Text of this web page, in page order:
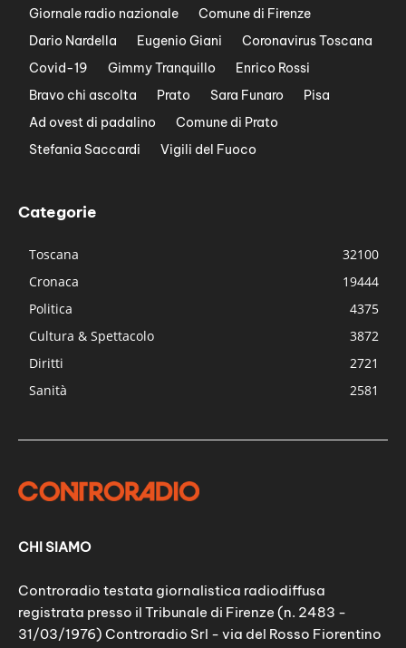
Giornale radio nazionale
Comune di Firenze
Dario Nardella
Eugenio Giani
Coronavirus Toscana
Covid-19
Gimmy Tranquillo
Enrico Rossi
Bravo chi ascolta
Prato Sara Funaro
Pisa
Ad ovest di padalino
Comune di Prato
Stefania Saccardi
Vigili del Fuoco
Categorie
Toscana
32100
Cronaca
19444
Politica
4375
Cultura & Spettacolo
3872
Diritti
2721
Sanità
2581
CHI SIAMO
Controradio testata giornalistica radiodiffusa
registrata presso il Tribunale di Firenze (n. 2483 -
31/03/1976) Controradio Srl - via del Rosso Fiorentino